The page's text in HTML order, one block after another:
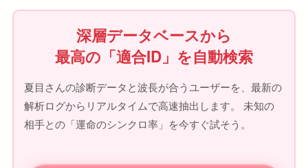
深層データベースから
最高の「適合ID」を自動検索
夏目さんの診断データと波長が合うユーザーを、最新の
解析ログからリアルタイムで高速抽出します。 未知の
相手との「運命のシンクロ率」を今すぐ試そう。